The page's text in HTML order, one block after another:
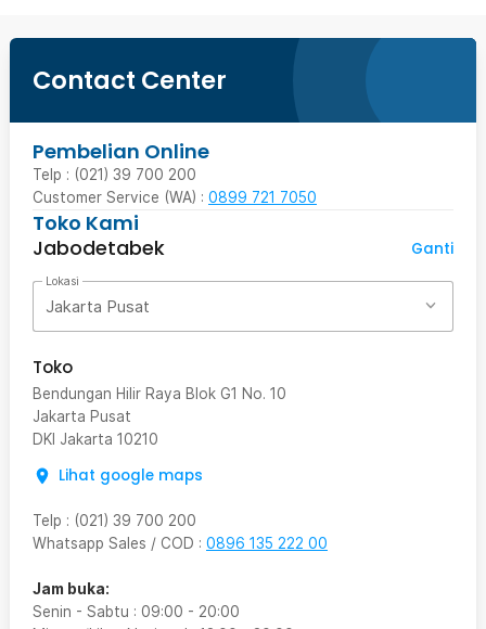
Contact Center
Pembelian Online
Telp : (021) 39 700 200
Customer Service (WA) : 0899 721 7050
Toko Kami
Jabodetabek
Ganti
Lokasi
Jakarta Pusat
Toko
Bendungan Hilir Raya Blok G1 No. 10
Jakarta Pusat
DKI Jakarta 10210
Lihat google maps
Telp : (021) 39 700 200
Whatsapp Sales / COD : 0896 135 222 00
Jam buka:
Senin - Sabtu : 09:00 - 20:00